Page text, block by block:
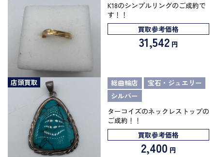
K18のシンプルリングのご成約で
す！！
買取参考価格
31,542 円
店頭買取 総曲輪店
宝石・ジュエリー
シルバー
ターコイズのネックレストップの
ご成約！！
買取参考価格
2,400 円